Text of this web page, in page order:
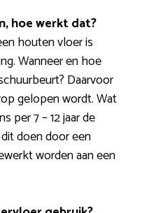
hoe werkt dat?
houten vloer is
Wanneer en hoe
Daarvoor
gelopen wordt. Wat
per 7 – 12 jaar de
doen door een
worden aan een